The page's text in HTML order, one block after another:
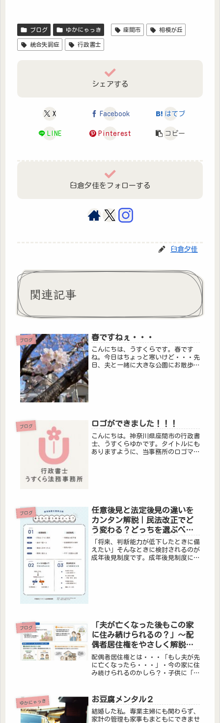
ブログ ゆかにゃっき 座間市 相模が丘
統合失調症 行政書士
シェアする
X Facebook はてブ
LINE Pinterest コピー
臼倉夕佳をフォローする
臼倉夕佳
関連記事
ブログ 春ですねぇ・・・
こんにちは、うすくらです。春です
ね。今日はちょっと寒いけど・・・先
日、夫と一緒に大きな公園にお散歩に
ブログ ロゴができました！！！
こんにちは。神奈川県座間市の行政書
士、うすくらゆかです。タイトルにも
ありますように、当事務所のロゴマー
ブログ
任意後見と法定後見の違いを
カンタン解説｜民法改正でど
う変わる？どっちを選ぶべ
き？
「将来、判断能力が低下したときに備
えたい」そんなときに検討されるのが
成年後見制度です。成年後見制度には
ブログ
「夫が亡くなった後もこの家
に住み続けられるの？」～配
偶者居住権をやさしく解説し
ます～
配偶者居住権とは・・・「もし夫が先
に亡くなったら・・・」・今の家に住
み続けられるのかしら？・子供に「家
たら預貯金が減ってしまう・・・そん
な不安を感じたことはありませんか？
実...
ゆかにゃっき お豆腐メンタル２
結婚した私。専業主婦にも関わらず、
家計の管理も家事もまともにできませ